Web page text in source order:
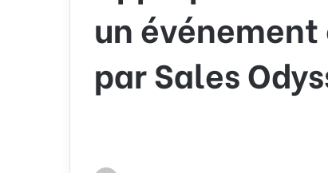
un
par Sales